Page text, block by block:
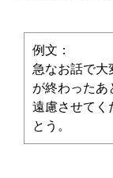
例文：
急なお話で大
が終わったあ
遠慮させてく
とう。